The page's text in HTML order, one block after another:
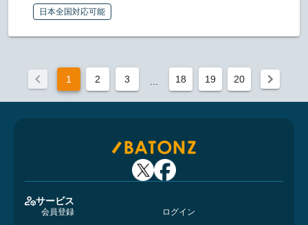
日本全国対応可能
1 2 3 18 19 20
サービス
会員登録
ログイン